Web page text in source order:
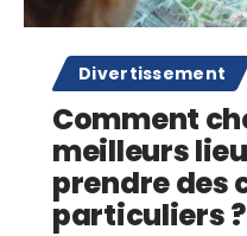
Divertissement
Comment
meilleurs
prendre des
particuliers ?